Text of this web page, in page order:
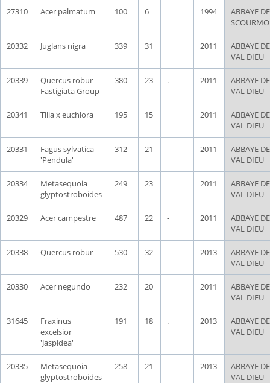
27310 Acer palmatum 100 6 1994
ABBAYE DE
20332 Juglans nigra 339 31 2011
ABBAYE DE
VAL DIEU
20339
Quercus robur
Fastigiata Group
380 23 . 2011
ABBAYE DE
VAL DIEU
20341 Tilia x euchlora 195 15 2011
ABBAYE DE
VAL DIEU
20331
Fagus sylvatica
'Pendula'
312 21 2011
ABBAYE DE
VAL DIEU
20334
Metasequoia
glyptostroboides
249 23 2011
ABBAYE DE
VAL DIEU
20329 Acer campestre 487 22 - 2011
ABBAYE DE
VAL DIEU
20338 Quercus robur 530 32 2013
ABBAYE DE
VAL DIEU
20330 Acer negundo 232 20 2011
ABBAYE DE
VAL DIEU
31645
Fraxinus
excelsior
'Jaspidea'
191 18 . 2013
ABBAYE DE
VAL DIEU
20335
Metasequoia
glyptostroboides
258 21 2013
ABBAYE DE
VAL DIEU